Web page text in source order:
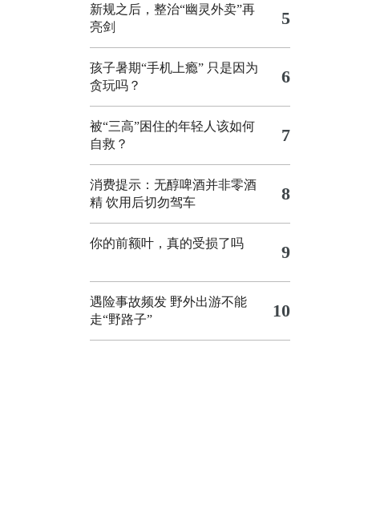
新规之后，整治“幽灵外卖”再
亮剑
5
孩子暑期“手机上瘾” 只是因为
贪玩吗？
6
被“三高”困住的年轻人该如何
自救？
7
消费提示：无醇啤酒并非零酒
精 饮用后切勿驾车
8
你的前额叶，真的受损了吗 9
遇险事故频发 野外出游不能
走“野路子”
10